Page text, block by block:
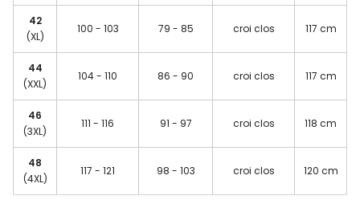
42
(XL)
100 - 103 79 - 85 croi clos 117 cm
44
(XXL)
104 - 110 86 - 90 croi clos 117 cm
46
(3XL)
111 - 116 91 - 97 croi clos 118 cm
48
(4XL)
117 - 121 98 - 103 croi clos 120 cm